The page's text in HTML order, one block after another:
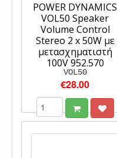
POWER DYNAMICS
VOL50 Speaker
Volume Control
Stereo 2 x 50W με
μετασχηματιστή
100V 952.570
VOL50
€28.00